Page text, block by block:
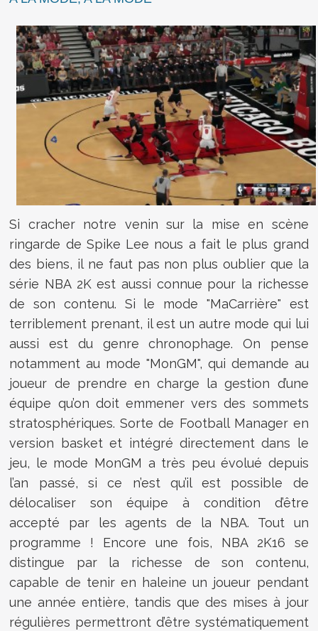
Si cracher notre venin sur la mise en scène
ringarde de Spike Lee nous a fait le plus grand
des biens, il ne faut pas non plus oublier que la
série NBA 2K est aussi connue pour la richesse
de son contenu. Si le mode "MaCarrière" est
terriblement prenant, il est un autre mode qui lui
aussi est du genre chronophage. On pense
notamment au mode "MonGM", qui demande au
joueur de prendre en charge la gestion d’une
équipe qu’on doit emmener vers des sommets
stratosphériques. Sorte de Football Manager en
version basket et intégré directement dans le
jeu, le mode MonGM a très peu évolué depuis
l’an passé, si ce n’est qu’il est possible de
délocaliser son équipe à condition d’être
accepté par les agents de la NBA. Tout un
programme ! Encore une fois, NBA 2K16 se
distingue par la richesse de son contenu,
capable de tenir en haleine un joueur pendant
une année entière, tandis que des mises à jour
régulières permettront d’être systématiquement